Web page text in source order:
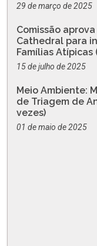
29 de março de 2025
Comissão
Cathedral para
Famílias Atípicas
15 de julho de 2025
Meio Ambiente:
de Triagem de
vezes)
01 de maio de 2025